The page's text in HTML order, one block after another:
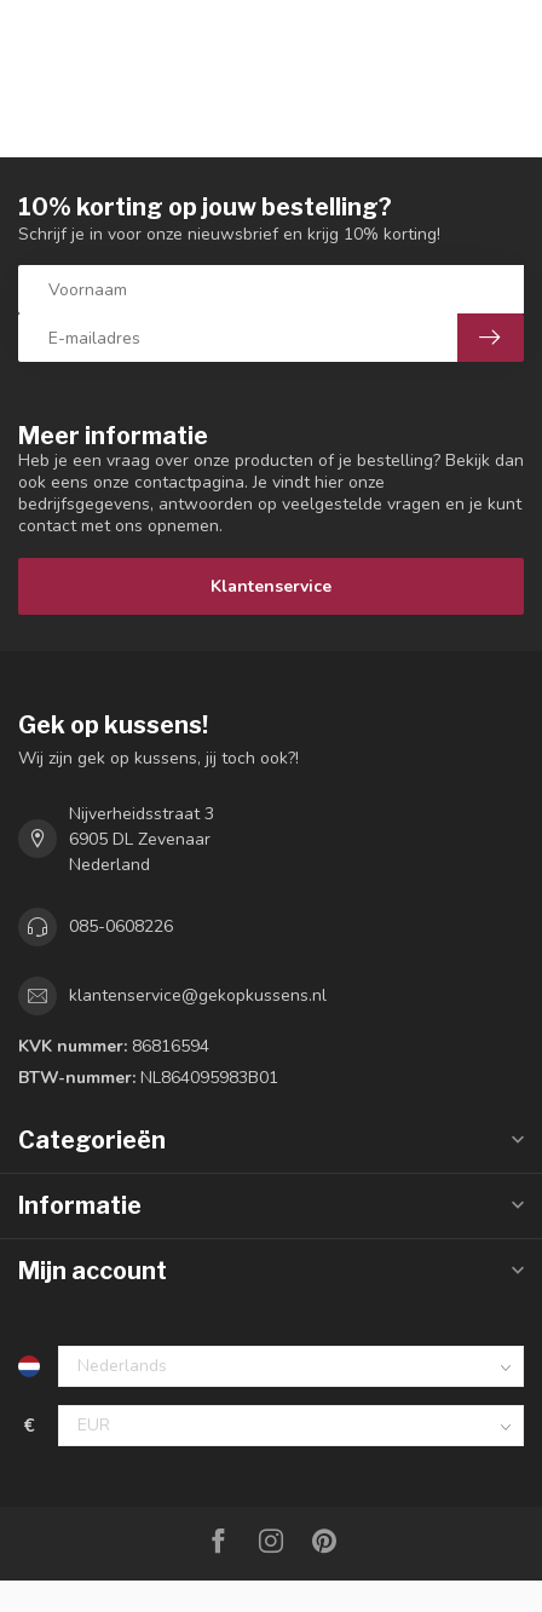
Meer informatie
Heb je een vraag over onze producten of je bestelling? Bekijk dan
ook eens onze contactpagina. Je vindt hier onze
bedrijfsgegevens, antwoorden op veelgestelde vragen en je kunt
contact met ons opnemen.
Klantenservice
10% korting op jouw bestelling?
Schrijf je in voor onze nieuwsbrief en krijg 10% korting!
Gek op kussens!
Wij zijn gek op kussens, jij toch ook?!
Nijverheidsstraat 3
6905 DL Zevenaar
Nederland
085-0608226
klantenservice@gekopkussens.nl
KVK nummer: 86816594
BTW-nummer: NL864095983B01
Categorieën
Informatie
Mijn account
€